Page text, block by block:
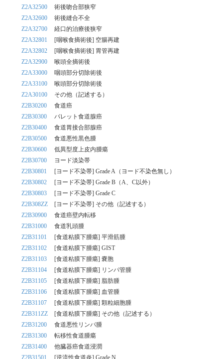
Z2A32500
術後吻合部狭窄
Z2A32600
術後縫合不全
Z2A32700
経口的治療後狭窄
Z2A32801
[咽喉食摘術後] 空腸再建
Z2A32802
[咽喉食摘術後] 胃管再建
Z2A32900
喉頭全摘術後
Z2A33000
咽頭部分切除術後
Z2A33100
喉頭部分切除術後
Z2A30100
その他（記述する）
Z2B30200
食道癌
Z2B30300
バレット食道腺癌
Z2B30400
食道胃接合部腺癌
Z2B30500
食道悪性黒色腫
Z2B30600
低異型度上皮内腫瘍
Z2B30700
ヨード淡染帯
Z2B30801
[ヨード不染帯] Grade A（ヨード不染色無し）
Z2B30802
[ヨード不染帯] Grade B（A、C以外）
Z2B30803
[ヨード不染帯] Grade C
Z2B308ZZ
[ヨード不染帯] その他（記述する）
Z2B30900
食道癌壁内転移
Z2B31000
食道乳頭腫
Z2B31101
[食道粘膜下腫瘍] 平滑筋腫
Z2B31102
[食道粘膜下腫瘍] GIST
Z2B31103
[食道粘膜下腫瘍] 嚢胞
Z2B31104
[食道粘膜下腫瘍] リンパ管腫
Z2B31105
[食道粘膜下腫瘍] 脂肪腫
Z2B31106
[食道粘膜下腫瘍] 血管腫
Z2B31107
[食道粘膜下腫瘍] 顆粒細胞腫
Z2B311ZZ
[食道粘膜下腫瘍] その他（記述する）
Z2B31200
食道悪性リンパ腫
Z2B31300
転移性食道腫瘍
Z2B31400
他臓器癌食道浸潤
Z2B31501
[逆流性食道炎] Grade N